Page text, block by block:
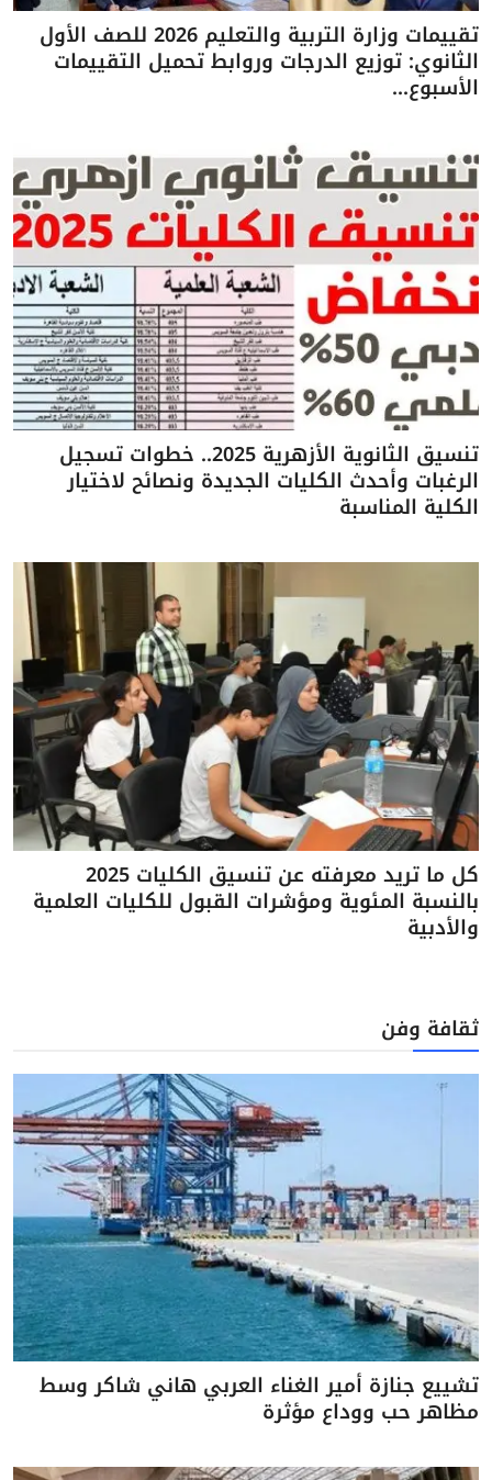
تقييمات وزارة التربية والتعليم 2026 للصف الأول
الثانوي: توزيع الدرجات وروابط تحميل التقييمات
الأسبوع...
تنسيق الثانوية الأزهرية 2025.. خطوات تسجيل
الرغبات وأحدث الكليات الجديدة ونصائح لاختيار
الكلية المناسبة
كل ما تريد معرفته عن تنسيق الكليات 2025
بالنسبة المئوية ومؤشرات القبول للكليات العلمية
والأدبية
ثقافة وفن
تشييع جنازة أمير الغناء العربي هاني شاكر وسط
مظاهر حب ووداع مؤثرة